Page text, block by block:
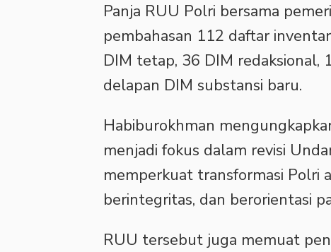
Panja RUU Polri bersama
pembahasan 112 daftar
DIM tetap, 36 DIM redaksional,
delapan DIM substansi baru.
Habiburokhman
menjadi fokus dalam revisi
memperkuat transformasi Polri
berintegritas, dan berorientasi
‎RUU tersebut juga memuat